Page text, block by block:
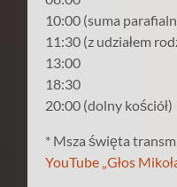
10:00 (suma
11:30 (z udziałem
13:00
18:30
20:00 (dolny kościół)
* Msza święta
YouTube „Głos